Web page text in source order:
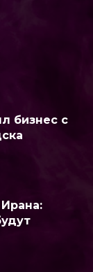
бизнес с